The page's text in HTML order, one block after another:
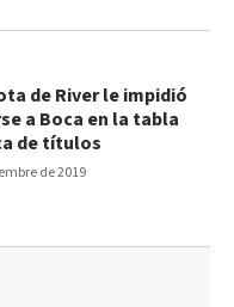
de 2019
de River le impidió
a Boca en la tabla
de títulos